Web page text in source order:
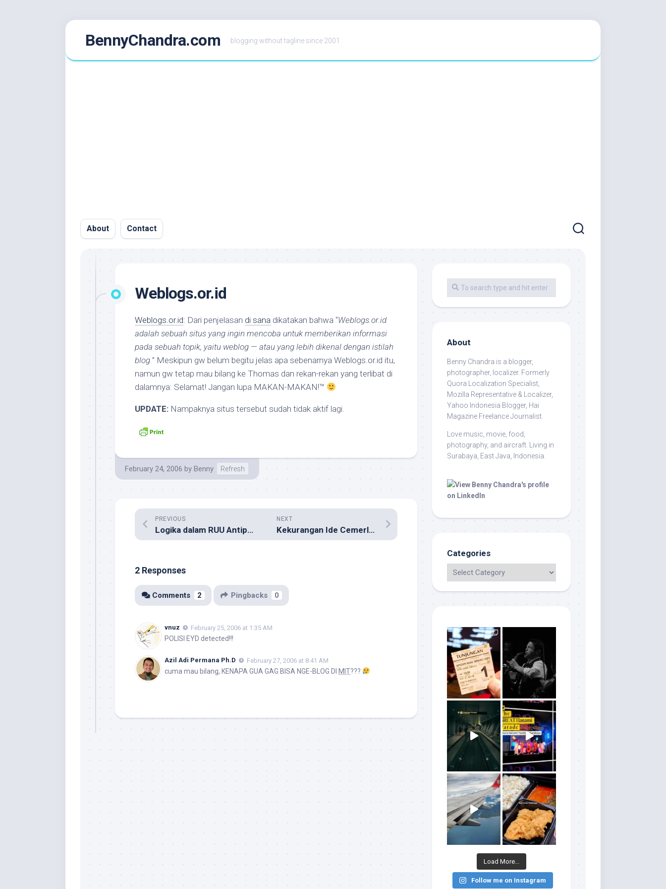
BennyChandra.com blogging without tagline since 2001
About Contact
Weblogs.or.id
Weblogs.or.id: Dari penjelasan di sana dikatakan bahwa “Weblogs.or.id
adalah sebuah situs yang ingin mencoba untuk memberikan informasi
pada sebuah topik, yaitu weblog — atau yang lebih dikenal dengan istilah
blog.” Meskipun gw belum begitu jelas apa sebenarnya Weblogs.or.id itu,
namun gw tetap mau bilang ke Thomas dan rekan-rekan yang terlibat di
dalamnya: Selamat! Jangan lupa MAKAN-MAKAN!™
UPDATE: Nampaknya situs tersebut sudah tidak aktif lagi.
February 24, 2006 by Benny Refresh
NEXT
Kekurangan Ide Cemerlang
PREVIOUS
Logika dalam RUU Antiporno Keliru
2 Responses
Comments 2 Pingbacks 0
vnuz February 25, 2006 at 1:35 AM
POLISI EYD detected!!!
Azil Adi Permana Ph.D February 27, 2006 at 8:41 AM
cuma mau bilang, KENAPA GUA GAG BISA NGE-BLOG DI MIT???
About
Benny Chandra is a blogger,
photographer, localizer. Formerly
Quora Localization Specialist,
Mozilla Representative & Localizer,
Yahoo Indonesia Blogger, Hai
Magazine Freelance Journalist.
Love music, movie, food,
photography, and aircraft. Living in
Surabaya, East Java, Indonesia.
Categories
Load More...
Follow me on Instagram